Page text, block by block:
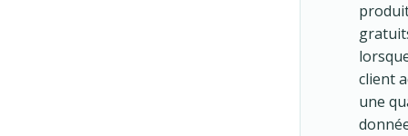
client
une